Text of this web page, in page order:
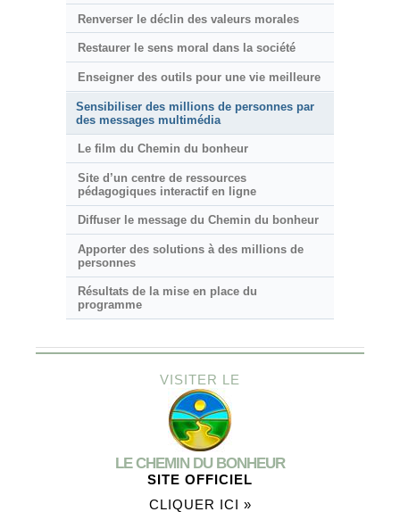
Renverser le déclin des valeurs morales
Restaurer le sens moral dans la société
Enseigner des outils pour une vie meilleure
Sensibiliser des millions de personnes par
des messages multimédia
Le film du Chemin du bonheur
Site d’un centre de ressources
pédagogiques interactif en ligne
Diffuser le message du Chemin du bonheur
Apporter des solutions à des millions de
personnes
Résultats de la mise en place du
programme
VISITER LE
LE CHEMIN DU BONHEUR
SITE OFFICIEL
CLIQUER ICI »